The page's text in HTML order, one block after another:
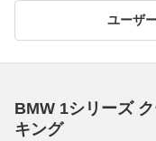
ユーザ
BMW 1シリーズ
キング